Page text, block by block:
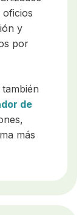
y
por
de
más